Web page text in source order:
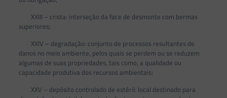
XXIII – crista: interseção da face de desmonte com bermas
superiores;
XXIV – degradação: conjunto de processos resultantes de
danos no meio ambiente, pelos quais se perdem ou se reduzem
algumas de suas propriedades, tais como, a qualidade ou
capacidade produtiva dos recursos ambientais;
XXV – depósito controlado de estéril: local destinado para